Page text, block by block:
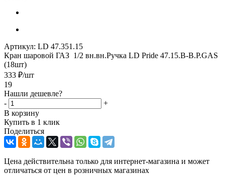
Артикул: LD 47.351.15
Кран шаровой ГАЗ 1/2 вн.вн.Ручка LD Pride 47.15.B-В.Р.GAS
(18шт)
333 ₽/шт
19
Нашли дешевле?
-
+
В корзину
Купить в 1 клик
Поделиться
Цена действительна только для интернет-магазина и может
отличаться от цен в розничных магазинах